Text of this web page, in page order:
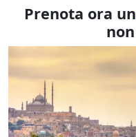
Prenota ora un